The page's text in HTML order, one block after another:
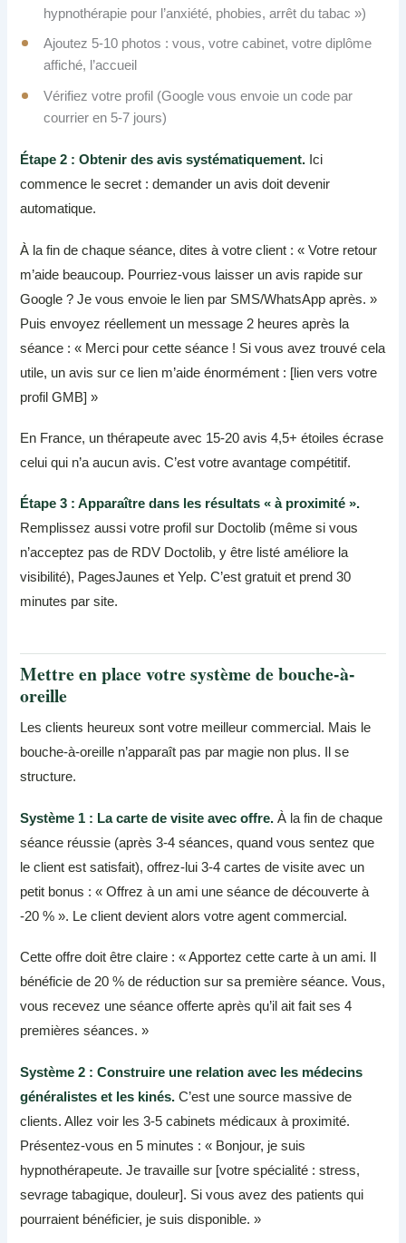
hypnothérapie pour l’anxiété, phobies, arrêt du tabac »)
Ajoutez 5-10 photos : vous, votre cabinet, votre diplôme
affiché, l’accueil
Vérifiez votre profil (Google vous envoie un code par
courrier en 5-7 jours)
Étape 2 : Obtenir des avis systématiquement. Ici
commence le secret : demander un avis doit devenir
automatique.
À la fin de chaque séance, dites à votre client : « Votre retour
m’aide beaucoup. Pourriez-vous laisser un avis rapide sur
Google ? Je vous envoie le lien par SMS/WhatsApp après. »
Puis envoyez réellement un message 2 heures après la
séance : « Merci pour cette séance ! Si vous avez trouvé cela
utile, un avis sur ce lien m’aide énormément : [lien vers votre
profil GMB] »
En France, un thérapeute avec 15-20 avis 4,5+ étoiles écrase
celui qui n’a aucun avis. C’est votre avantage compétitif.
Étape 3 : Apparaître dans les résultats « à proximité ».
Remplissez aussi votre profil sur Doctolib (même si vous
n’acceptez pas de RDV Doctolib, y être listé améliore la
visibilité), PagesJaunes et Yelp. C’est gratuit et prend 30
minutes par site.
Mettre en place votre système de bouche-à-
oreille
Les clients heureux sont votre meilleur commercial. Mais le
bouche-à-oreille n’apparaît pas par magie non plus. Il se
structure.
Système 1 : La carte de visite avec offre. À la fin de chaque
séance réussie (après 3-4 séances, quand vous sentez que
le client est satisfait), offrez-lui 3-4 cartes de visite avec un
petit bonus : « Offrez à un ami une séance de découverte à
-20 % ». Le client devient alors votre agent commercial.
Cette offre doit être claire : « Apportez cette carte à un ami. Il
bénéficie de 20 % de réduction sur sa première séance. Vous,
vous recevez une séance offerte après qu’il ait fait ses 4
premières séances. »
Système 2 : Construire une relation avec les médecins
généralistes et les kinés. C’est une source massive de
clients. Allez voir les 3-5 cabinets médicaux à proximité.
Présentez-vous en 5 minutes : « Bonjour, je suis
hypnothérapeute. Je travaille sur [votre spécialité : stress,
sevrage tabagique, douleur]. Si vous avez des patients qui
pourraient bénéficier, je suis disponible. »